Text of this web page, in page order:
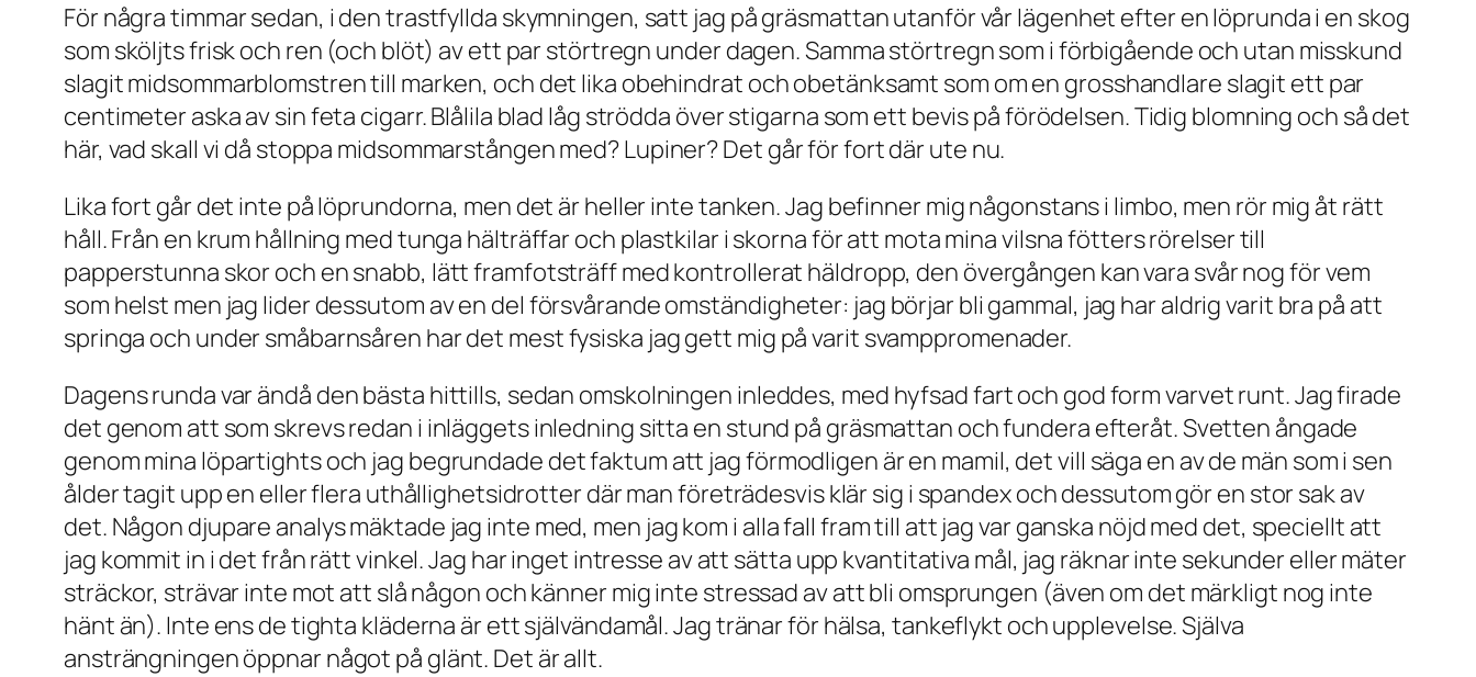
För några timmar sedan, i den trastfyllda skymningen, satt jag på gräsmattan utanför vår lägenhet efter en löprunda i en skog
som sköljts frisk och ren (och blöt) av ett par störtregn under dagen. Samma störtregn som i förbigående och utan misskund
slagit midsommarblomstren till marken, och det lika obehindrat och obetänksamt som om en grosshandlare slagit ett par
centimeter aska av sin feta cigarr. Blålila blad låg strödda över stigarna som ett bevis på förödelsen. Tidig blomning och så det
här, vad skall vi då stoppa midsommarstången med? Lupiner? Det går för fort där ute nu.
Lika fort går det inte på löprundorna, men det är heller inte tanken. Jag befinner mig någonstans i limbo, men rör mig åt rätt
håll. Från en krum hållning med tunga hälträffar och plastkilar i skorna för att mota mina vilsna fötters rörelser till
papperstunna skor och en snabb, lätt framfotsträff med kontrollerat häldropp, den övergången kan vara svår nog för vem
som helst men jag lider dessutom av en del försvårande omständigheter: jag börjar bli gammal, jag har aldrig varit bra på att
springa och under småbarnsåren har det mest fysiska jag gett mig på varit svamppromenader.
Dagens runda var ändå den bästa hittills, sedan omskolningen inleddes, med hyfsad fart och god form varvet runt. Jag firade
det genom att som skrevs redan i inläggets inledning sitta en stund på gräsmattan och fundera efteråt. Svetten ångade
genom mina löpartights och jag begrundade det faktum att jag förmodligen är en mamil, det vill säga en av de män som i sen
ålder tagit upp en eller flera uthållighetsidrotter där man företrädesvis klär sig i spandex och dessutom gör en stor sak av
det. Någon djupare analys mäktade jag inte med, men jag kom i alla fall fram till att jag var ganska nöjd med det, speciellt att
jag kommit in i det från rätt vinkel. Jag har inget intresse av att sätta upp kvantitativa mål, jag räknar inte sekunder eller mäter
sträckor, strävar inte mot att slå någon och känner mig inte stressad av att bli omsprungen (även om det märkligt nog inte
hänt än). Inte ens de tighta kläderna är ett självändamål. Jag tränar för hälsa, tankeflykt och upplevelse. Själva
ansträngningen öppnar något på glänt. Det är allt.